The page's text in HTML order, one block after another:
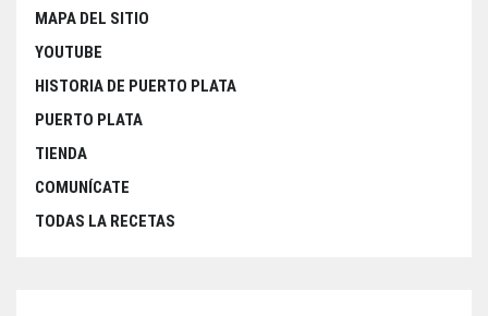
MAPA DEL SITIO
YOUTUBE
HISTORIA DE PUERTO PLATA
PUERTO PLATA
TIENDA
COMUNÍCATE
TODAS LA RECETAS